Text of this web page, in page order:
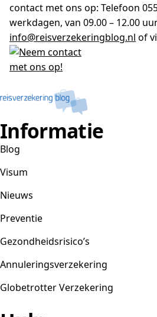
contact met ons op: Telefoon
werkdagen, van 09.00 – 12.00
info@reisverzekeringblog.nl of
Informatie
Blog
Visum
Nieuws
Preventie
Gezondheidsrisico’s
Annuleringsverzekering
Globetrotter Verzekering